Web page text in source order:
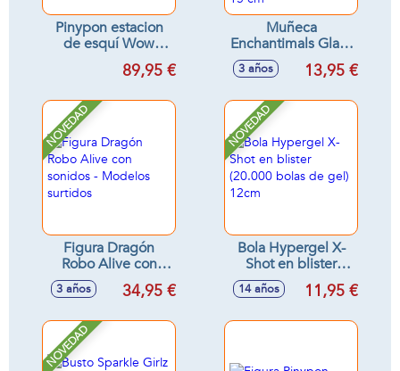
Pinypon estacion
de esquí Wow
Snow Park ¡con
nieve mágica!
1 muñeco de nieve
89,95 €
Muñeca
Enchantimals Glam
Party Guepardo ¡su
pelo es
mascota y
accesorios 15 cm
3 años 13,95 €
NOVEDAD
Figura Dragón
Robo Alive con
sonidos - Modelos
surtidos
3 años 34,95 €
NOVEDAD
Bola Hypergel X-
Shot en blister
(20.000 bolas de
gel) 12cm
14 años 11,95 €
NOVEDAD